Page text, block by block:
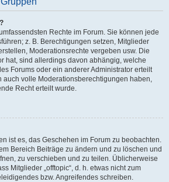
Rechte im Forum. Sie können jede
z. B. Berechtigungen setzen, Mitglieder
Moderationsrechte vergeben usw. Die
hat, sind allerdings davon abhängig, welche
Forums oder ein anderer Administrator erteilt
auch volle Moderationsberechtigungen haben,
Recht erteilt wurde.
ist es, das Geschehen im Forum zu beobachten.
Bereich Beiträge zu ändern und zu löschen und
zu verschieben und zu teilen. Üblicherweise
Mitglieder „offtopic“, d. h. etwas nicht zum
bzw. Angreifendes schreiben.